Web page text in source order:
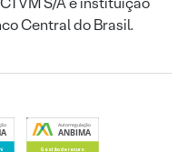
Central do Brasil.